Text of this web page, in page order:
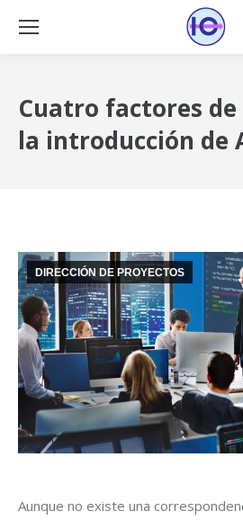
Cuatro factores
la introducción de
DIRECCIÓN DE PROYECTOS
Aunque no existe una